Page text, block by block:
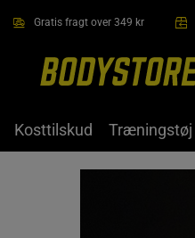
Gratis fragt over 349 kr
Kosttilskud Træningstøj